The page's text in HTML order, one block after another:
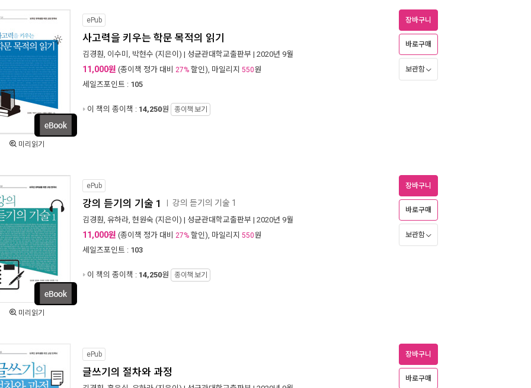
미리읽기
ePub
사고력을 키우는 학문 목적의 읽기
김경훤, 이수미 , 박현수 (지은이) | 성균관대학교출판부 | 2020년 9월
11,000원 (종이책 정가 대비 27% 할인), 마일리지 550원
세일즈포인트 : 105
이 책의 종이책 : 14,250원 종이책 보기
장바구니
바로구매
보관함
미리읽기
ePub
강의 듣기의 기술 1 강의 듣기의 기술 1
김경훤, 유하라, 현원숙 (지은이) | 성균관대학교출판부 | 2020년 9월
11,000원 (종이책 정가 대비 27% 할인), 마일리지 550원
세일즈포인트 : 103
이 책의 종이책 : 14,250원 종이책 보기
장바구니
바로구매
보관함
ePub
글쓰기의 절차와 과정
장바구니
바로구매